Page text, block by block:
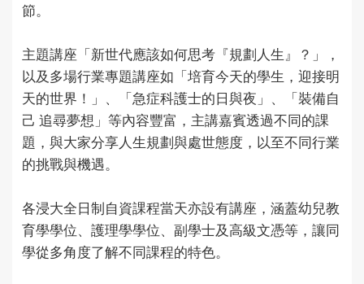
節。
主題講座「新世代應該如何思考『規劃人生』？」，
以及多場行業專題講座如「培育今天的學生，迎接明
天的世界！」、「急症科護士的日與夜」、「裝備自
己 追尋夢想」等內容豐富，主講嘉賓透過不同的課
題，與大家分享人生規劃與處世態度，以至不同行業
的挑戰與機遇。
各浸大全日制自資課程當天亦設有講座，涵蓋幼兒教
育學學位、護理學學位、副學士及高級文憑等，讓同
學從多角度了解不同課程的特色。